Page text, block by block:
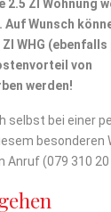
2.5 ZI Wohnung
Wunsch
WHG
von
werden!
selbst bei einer
besonderen
Anruf (079 310 20